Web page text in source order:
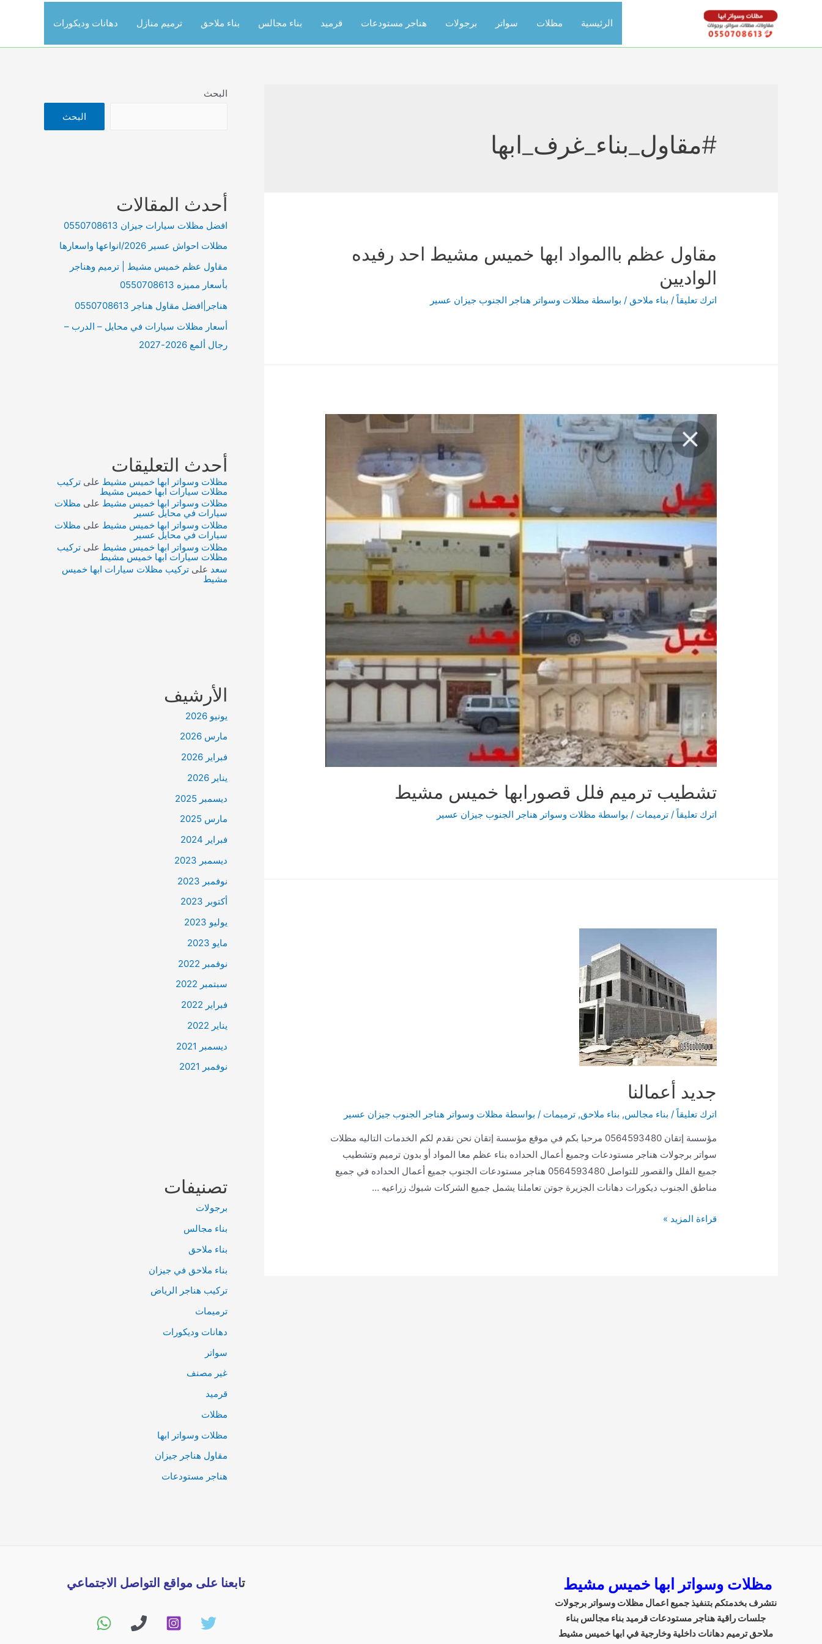
الرئيسية مظلات سواتر برجولات هناجر مستودعات قرميد بناء مجالس بناء ملاحق ترميم منازل دهانات وديكورات
#مقاول_بناء_غرف_ابها
مقاول عظم باالمواد ابها خميس مشيط احد رفيده
الواديين
اترك تعليقاً / بناء ملاحق / بواسطة مظلات وسواتر هناجر الجنوب جيزان عسير
تشطيب ترميم فلل قصورابها خميس مشيط
اترك تعليقاً /ترميمات / بواسطة مظلات وسواتر هناجر الجنوب جيزان عسير
جديد أعمالنا
اترك تعليقاً / بناء مجالس, بناء ملاحق,ترميمات / بواسطة مظلات وسواتر هناجر الجنوب جيزان عسير
مؤسسة إتقان 0564593480 مرحبا بكم في موقع مؤسسة إتقان نحن نقدم لكم الخدمات التاليه مظلات
سواتر برجولات هناجر مستودعات وجميع أعمال الحداده بناء عظم معا المواد أو بدون ترميم وتشطيب
جميع الفلل والقصور للتواصل 0564593480 هناجر مستودعات الجنوب جميع أعمال الحداده في جميع
مناطق الجنوب ديكورات دهانات الجزيرة جوتن تعاملنا يشمل جميع الشركات شبوك زراعيه …
جديد
قراءة المزيد »
البحث
البحث
أحدث المقالات
افضل مظلات سيارات جيزان 0550708613
مظلات احواش عسير 2026/انواعها واسعارها
مقاول عظم خميس مشيط | ترميم وهناجر
بأسعار مميزه 0550708613
هناجر|افضل مقاول هناجر 0550708613
أسعار مظلات سيارات في محايل – الدرب –
رجال ألمع 2026-2027
أحدث التعليقات
مظلات وسواتر ابها خميس مشيط على تركيب
مظلات سيارات ابها خميس مشيط
مظلات وسواتر ابها خميس مشيط على مظلات
سيارات في محايل عسير
مظلات وسواتر ابها خميس مشيط على مظلات
سيارات في محايل عسير
مظلات وسواتر ابها خميس مشيط على تركيب
مظلات سيارات ابها خميس مشيط
سعد على تركيب مظلات سيارات ابها خميس
مشيط
الأرشيف
يونيو 2026
مارس 2026
فبراير 2026
يناير 2026
ديسمبر 2025
مارس 2025
فبراير 2024
ديسمبر 2023
نوفمبر 2023
أكتوبر 2023
يوليو 2023
مايو 2023
نوفمبر 2022
سبتمبر 2022
فبراير 2022
يناير 2022
ديسمبر 2021
نوفمبر 2021
تصنيفات
برجولات
بناء مجالس
بناء ملاحق
بناء ملاحق في جيزان
تركيب هناجر الرياض
ترميمات
دهانات وديكورات
سواتر
غير مصنف
قرميد
مظلات
مظلات وسواتر ابها
مقاول هناجر جيزان
هناجر مستودعات
مظلات وسواتر ابها خميس مشيط
نتشرف بخدمتكم بتنفيذ جميع اعمال مظلات وسواتر برجولات
جلسات راقية هناجر مستودعات قرميد بناء مجالس بناء
ملاحق ترميم دهانات داخلية وخارجية في ابها خميس مشيط
تابعنا على مواقع التواصل الاجتماعي